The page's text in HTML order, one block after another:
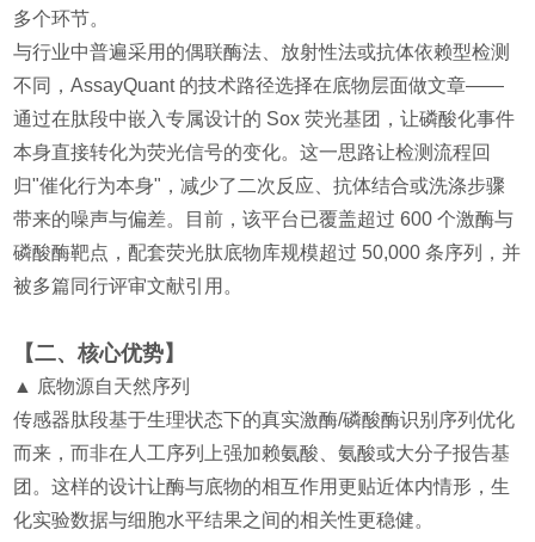
多个环节。
与行业中普遍采用的偶联酶法、放射性法或抗体依赖型检测
不同，AssayQuant 的技术路径选择在底物层面做文章——
通过在肽段中嵌入专属设计的 Sox 荧光基团，让磷酸化事件
本身直接转化为荧光信号的变化。这一思路让检测流程回
归"催化行为本身"，减少了二次反应、抗体结合或洗涤步骤
带来的噪声与偏差。目前，该平台已覆盖超过 600 个激酶与
磷酸酶靶点，配套荧光肽底物库规模超过 50,000 条序列，并
被多篇同行评审文献引用。
【二、核心优势】
▲ 底物源自天然序列
传感器肽段基于生理状态下的真实激酶/磷酸酶识别序列优化
而来，而非在人工序列上强加赖氨酸、氨酸或大分子报告基
团。这样的设计让酶与底物的相互作用更贴近体内情形，生
化实验数据与细胞水平结果之间的相关性更稳健。